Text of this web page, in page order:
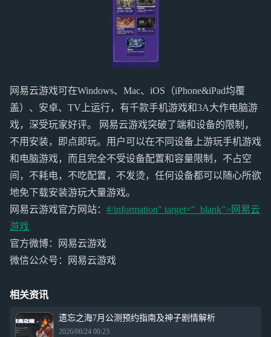
网易云游戏可在Windows、Mac、iOS（iPhone&iPad均覆
盖）、安卓、TV上运行，有千款手机游戏和3A大作电脑游
戏，深受玩家好评。 网易云游戏突破了端和设备的限制，
不用安装，即点即玩。用户可以在不同设备上游玩手机游戏
和电脑游戏，而且完全不受设备配置和容量限制，不占空
间，不耗电，不吃配置，不发烫，任何设备都可以随心所欲
地免下载安装游玩大量游戏。
网易云游戏官方网站： #/information" target="_blank"> 网易云
游戏
官方微博：网易云游戏
微信公众号：网易云游戏
相关资讯
遗忘之海7月公测预约指南及神子剧情解析
2026/06/24 00:23